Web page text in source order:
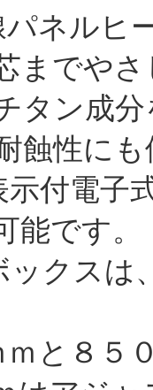
ネルヒ
までや
タン成
蝕性に
付電子
能です。
クスは
と８５